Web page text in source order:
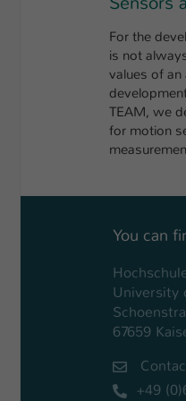
For the
is not
values of
TEAM, we
for motion
You can
University
67659
+49